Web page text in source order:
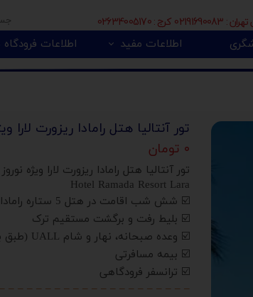
اطلاعات مفید اطلاعات فرودگاه
: 02634005170
تور آنتالیا هتل رامادا ریزورت لارا ویژه
۰ تومان
تور آنتالیا هتل رامادا ریزورت لارا ویژه نوروز 1403
Hotel Ramada Resort Lara
☑️ شش شب اقامت در هتل 5 ستاره رامادا ریزورت لارا
☑️ بلیط رفت و برگشت مستقیم ترک
☑️ وعده صبحانه، نهار و شام UALL (طبق برنامه هتل)
☑️ بیمه مسافرتی
☑️ ترانسفر فرودگاهی
– – – – – – – – – – – – – – – – – – – –